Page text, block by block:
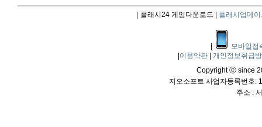
플래시24 게임다운로드 | 플래시업데이
모바일접
이용약관
개인정보취급
Copyright ⓒ since
지오소프트 사업자등록번호:
주소 :